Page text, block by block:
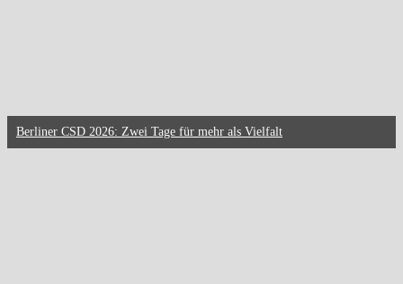
Berliner CSD 2026: Zwei Tage für mehr als Vielfalt